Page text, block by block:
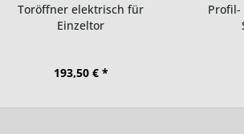
Toröffner elektrisch für
Einzeltor
193,50 € *